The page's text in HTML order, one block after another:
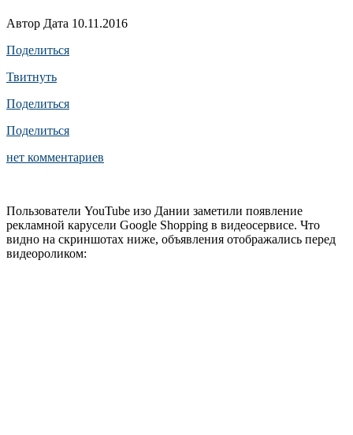
Автор Дата 10.11.2016
Поделиться
Твитнуть
Поделиться
Поделиться
нет комментариев
Пользователи YouTube изо Дании заметили появление
рекламной карусели Google Shopping в видеосервисе. Что
видно на скриншотах ниже, объявления отображались перед
видеороликом: